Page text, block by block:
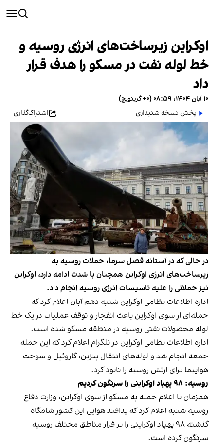
اوکراین زیرساخت‌های انرژی روسیه و
خط لوله نفت در مسکو را هدف قرار
داد
۱۰ آبان ۱۴۰۴، ۰۸:۵۹ (‎+۰ گرینویچ)
پخش نسخه شنیداری
اشتراک‌گذاری
در حالی که در آستانه فصل سرما، حملات روسیه به
زیرساخت‌های انرژی اوکراین همچنان با شدت ادامه دارد، اوکراین
نیز حملاتی را علیه تاسیسات انرژی روسیه انجام داد.
اداره اطلاعات نظامی اوکراین شنبه دهم آبان اعلام کرد که
حمله‌ای از سوی اوکراین باعث انفجار و توقف عملیات در یک خط
لوله محصولات نفتی روسیه در منطقه مسکو شده است.
اداره اطلاعات نظامی اوکراین در تلگرام اعلام کرد که این حمله
جمعه انجام شد و لوله‌های انتقال بنزین، گازوئیل و سوخت
هواپیما برای ارتش روسیه را نابود کرد.
روسیه: ۹۸ پهپاد اوکراینی را سرنگون کردیم
همزمان با اعلام حمله به مسکو از سوی اوکراین، وزارت دفاع
روسیه شنبه اعلام کرد که پدافند هوایی این کشور شامگاه
گذشته ۹۸ پهپاد اوکراینی را بر فراز مناطق مختلف روسیه
سرنگون کرده است.